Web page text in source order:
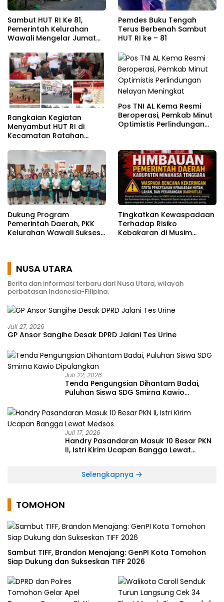
Sambut HUT RI Ke 81,
Pemerintah Kelurahan
Wawali Mengelar Jumat
Pemdes Buku Tengah
Terus Berbenah Sambut
HUT RI ke – 81
Rangkaian Kegiatan
Menyambut HUT RI di
Kecamatan Ratahan
Pos TNI AL Kema Resmi
Beroperasi, Pemkab Minut
Optimistis Perlindungan
Dukung Program
Pemerintah Daerah, PKK
Kelurahan Wawali Sukses
Masyarakat
Tingkatkan Kewaspadaan
Terhadap Risiko
Kebakaran di Musim
NUSA UTARA
Berita dan informasi terbaru dari Nusa Utara, wilayah
perbatasan Indonesia-Filipina.
Juli 27, 2026
GP Ansor Sangihe Desak DPRD Jalani Tes Urine
Juli 22, 2026
Tenda Pengungsian Dihantam Badai,
Puluhan Siswa SDG Smirna Kawio
Juli 17, 2026
Handry Pasandaran Masuk 10 Besar PKN
II, Istri Kirim Ucapan Bangga Lewat
Selengkapnya
TOMOHON
Sambut TIFF, Brandon Menajang: ​GenPI Kota Tomohon
Siap Dukung dan Sukseskan TIFF 2026